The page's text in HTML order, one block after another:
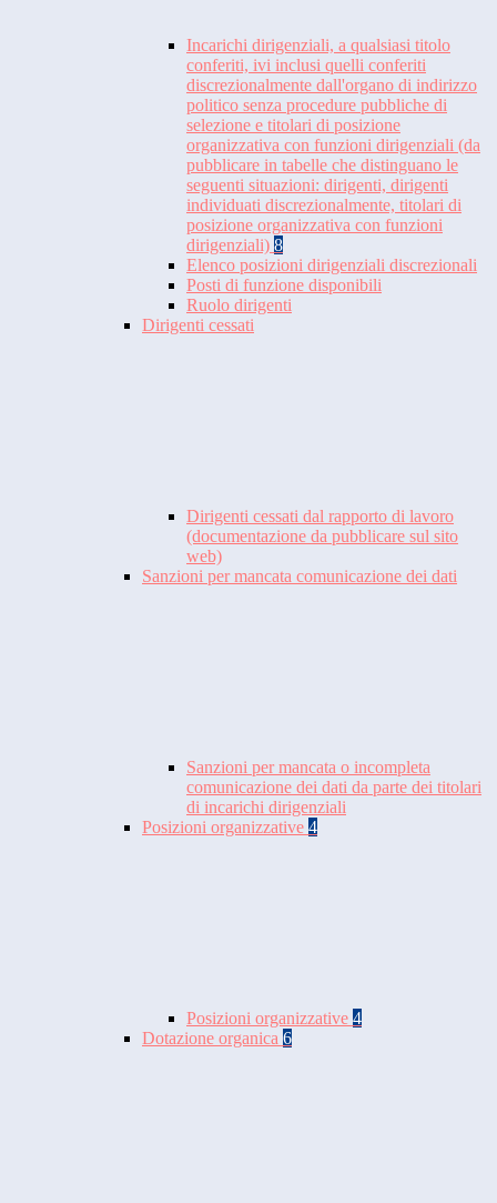
Incarichi dirigenziali, a qualsiasi titolo
conferiti, ivi inclusi quelli conferiti
discrezionalmente dall'organo di indirizzo
politico senza procedure pubbliche di
selezione e titolari di posizione
organizzativa con funzioni dirigenziali (da
pubblicare in tabelle che distinguano le
seguenti situazioni: dirigenti, dirigenti
individuati discrezionalmente, titolari di
posizione organizzativa con funzioni
dirigenziali) 8
Elenco posizioni dirigenziali discrezionali
Posti di funzione disponibili
Ruolo dirigenti
Dirigenti cessati
Dirigenti cessati dal rapporto di lavoro
(documentazione da pubblicare sul sito
web)
Sanzioni per mancata comunicazione dei dati
Sanzioni per mancata o incompleta
comunicazione dei dati da parte dei titolari
di incarichi dirigenziali
Posizioni organizzative 4
Posizioni organizzative 4
Dotazione organica 6